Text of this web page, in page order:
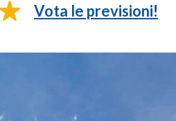
Vota le previsioni!